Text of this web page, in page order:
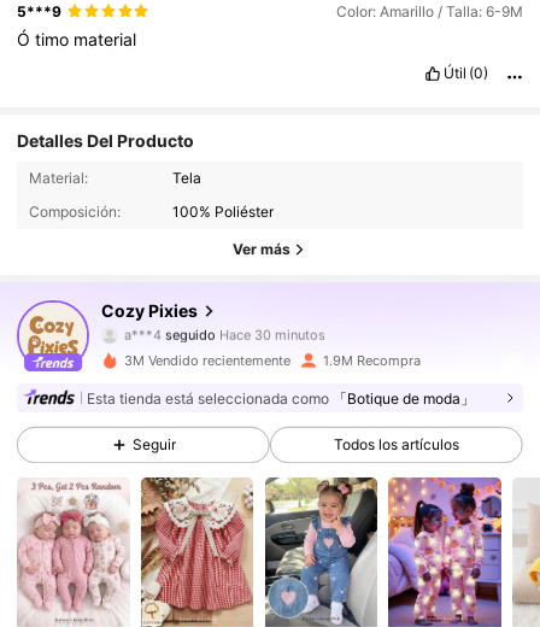
5***9 Color: Amarillo / Talla: 6-9M
Ótimo material
Útil (0)
Detalles Del Producto
Material:
Tela
Composición:
100% Poliéster
Ver más
Cozy Pixies
1.7M Seguidores
4,94 1.7M Seguidores
4,94 1.7M Seguidores
4,94 1.7M Seguidores
4,94 1.7M Seguidores
4,94 1.7M Seguidores
4,94 1.7M Seguidores
3M Vendido recientemente 1.9M Recompra
Esta tienda está seleccionada como 「Botique de moda」
Seguir Todos los artículos